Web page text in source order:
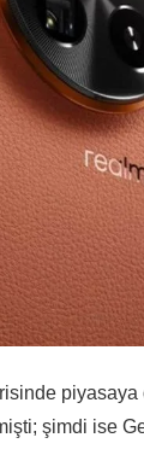
şimdi ise